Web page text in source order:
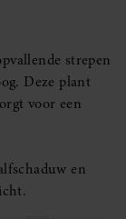
strepen
Deze plant
voor een
en